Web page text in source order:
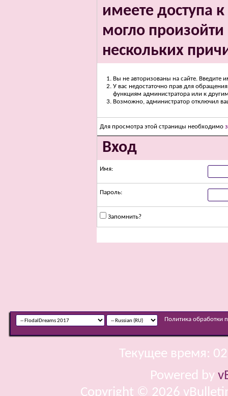
имеете доступа
могло
нескольких
Вы не авторизованы на сайте. Введите
У вас недостаточно прав для
функциям администратора или к
Возможно, администратор отключил
Для просмотра этой страницы необходимо
Вход
Имя:
Пароль:
Запомнить?
Политика обработки
Текущее время:
Powered by
Copyright © 2026